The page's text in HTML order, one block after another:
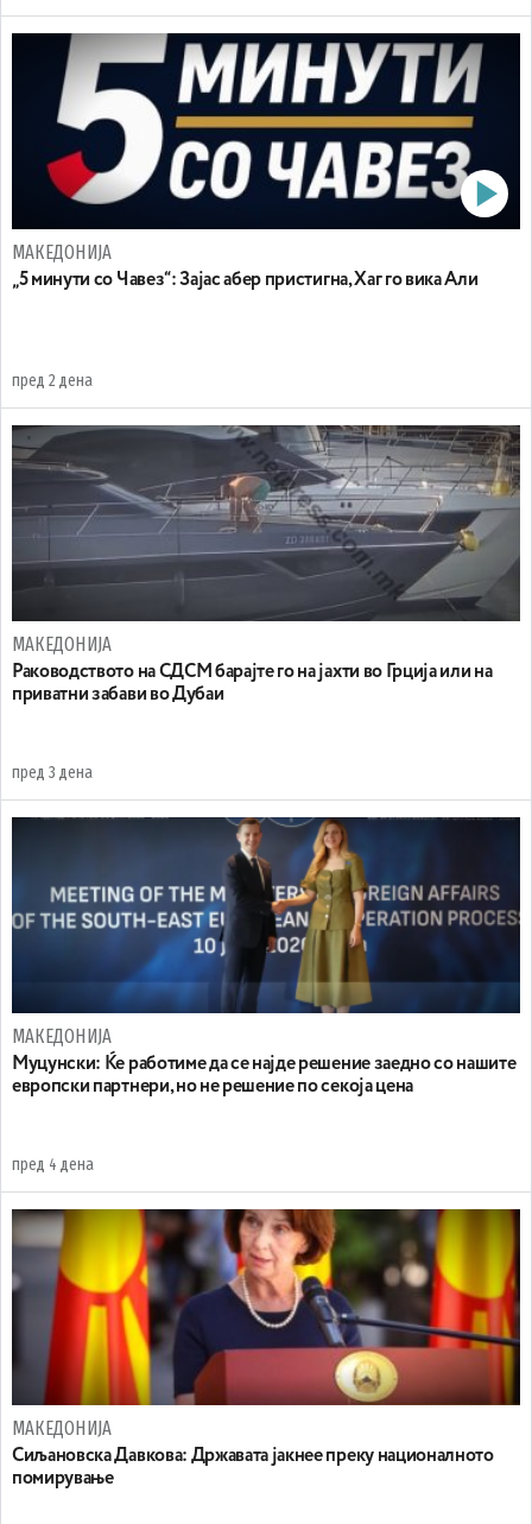
МАКЕДОНИЈА
„5 минути со Чавез“: Зајас абер пристигна, Хаг го вика Али
пред 2 дена
МАКЕДОНИЈА
Раководството на СДСМ барајте го на јахти во Грција или на
приватни забави во Дубаи
пред 3 дена
МАКЕДОНИЈА
Муцунски: Ќе работиме да се најде решение заедно со нашите
европски партнери, но не решение по секоја цена
пред 4 дена
МАКЕДОНИЈА
Сиљановска Давкова: Државата јакнее преку националното
помирување